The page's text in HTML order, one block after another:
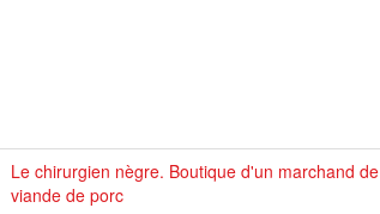
Le chirurgien nègre. Boutique d'un marchand de
viande de porc